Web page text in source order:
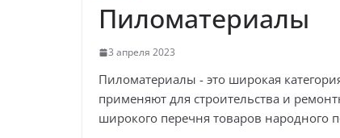
Пиломатериалы
3 апреля 2023
Пиломатериалы - это широкая
применяют для строительства и
широкого перечня товаров народного